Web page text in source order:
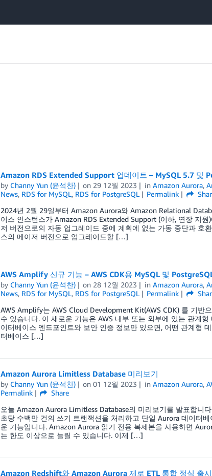
Amazon RDS Extended Support 업데이트 – MySQL 5.7 및
by Channy Yun (윤석찬) on 29 12월 2023 inAmazon Aurora,
News, RDS for MySQL, RDS for PostgreSQL Permalink
2024년 2월 29일부터 Amazon Aurora와 Amazon Relational
이스 인스턴스가 Amazon RDS Extended Support (이하, 연장 지
저 버전으로의 자동 업그레이드 중에 계획에 없는 가동 중단과 호
스의 메이저 버전으로 업그레이드할 […]
AWS Amplify 신규 기능 – AWS CDK용 MySQL 및
by Channy Yun (윤석찬) on 28 12월 2023 inAmazon Aurora,
News, RDS for MySQL, RDS for PostgreSQL Permalink
AWS Amplify는 AWS Cloud Development Kit(AWS CDK) 를 기반
수 있습니다. 이 새로운 기능은 AWS 내부 또는 외부에 있는 관계
이터베이스 엔드포인트와 보안 인증 정보만 있으면, 어떤 관계형
터베이스 […]
Amazon Aurora Limitless Database 미리보기
by Channy Yun (윤석찬) on01 12월 2023 inAmazon Aurora,
Permalink
Share
오늘 Amazon Aurora Limitless Database의 미리보기를 발표합니
초당 수백만 건의 쓰기 트랜잭션을 처리하고 단일 Aurora 데이터
운 기능입니다. Amazon Aurora 읽기 전용 복제본을 사용하면
는 한도 이상으로 늘릴 수 있습니다. 이제 […]
Amazon Redshift와 Amazon Aurora 제로 ETL 통합 정식 출시